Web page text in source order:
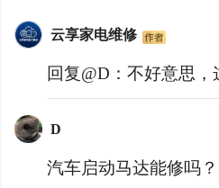
云享家电维修
回复@D： 不好意思，
D
汽车启动马达能修吗？